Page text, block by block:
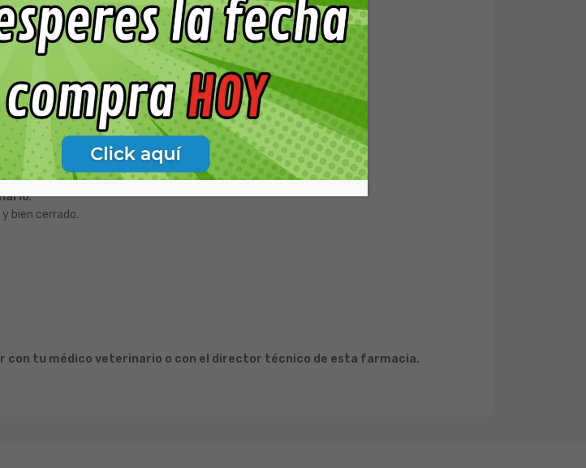
con otros tópicos.
.
.
y bien cerrado.
con tu médico veterinario o con el director técnico de esta farmacia.